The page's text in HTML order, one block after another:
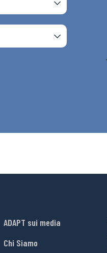
ADAPT sui media
Chi Siamo